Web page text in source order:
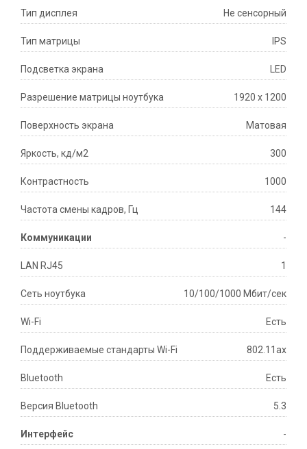
Тип дисплея Не сенсорный
Тип матрицы IPS
Подсветка экрана LED
Разрешение матрицы ноутбука 1920 x 1200
Поверхность экрана Матовая
Яркость, кд/м2 300
Контрастность 1000
Частота смены кадров, Гц 144
Коммуникации -
LAN RJ45 1
Сеть ноутбука 10/100/1000 Мбит/сек
Wi-Fi Есть
Поддерживаемые стандарты Wi-Fi 802.11ax
Bluetooth Есть
Версия Bluetooth 5.3
Интерфейс -